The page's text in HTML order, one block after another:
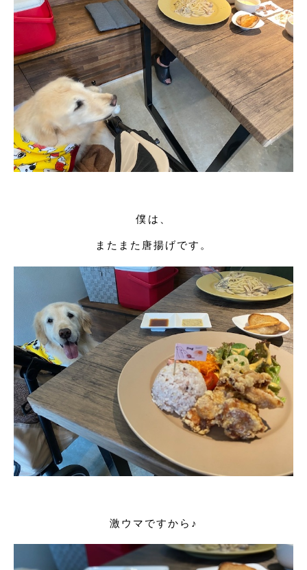
僕は、
またまた唐揚げです。
激ウマですから♪